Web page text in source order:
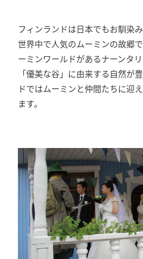
フィンランドは日本でもお馴染
世界中で人気のムーミンの故郷
ーミンワールドがあるナーンタ
「優美な谷」に由来する自然が
ドではムーミンと仲間たちに迎
ます。